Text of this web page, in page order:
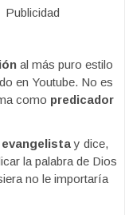
Publicidad
al más puro estilo
en Youtube. No es
como predicador
y dice,
la palabra de Dios
no le importaría